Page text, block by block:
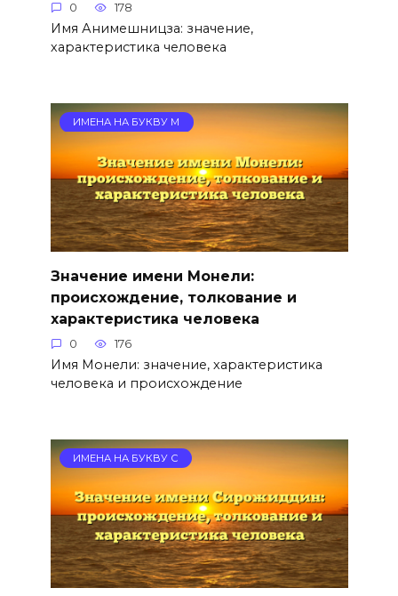
0 178
Имя Анимешницза: значение,
характеристика человека
ИМЕНА НА БУКВУ М
Значение имени Монели:
происхождение, толкование и
характеристика человека
0 176
Имя Монели: значение, характеристика
человека и происхождение
ИМЕНА НА БУКВУ С